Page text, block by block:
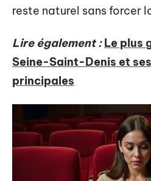
reste naturel sans forcer
Lire également : Le plus
Seine-Saint-Denis et
principales